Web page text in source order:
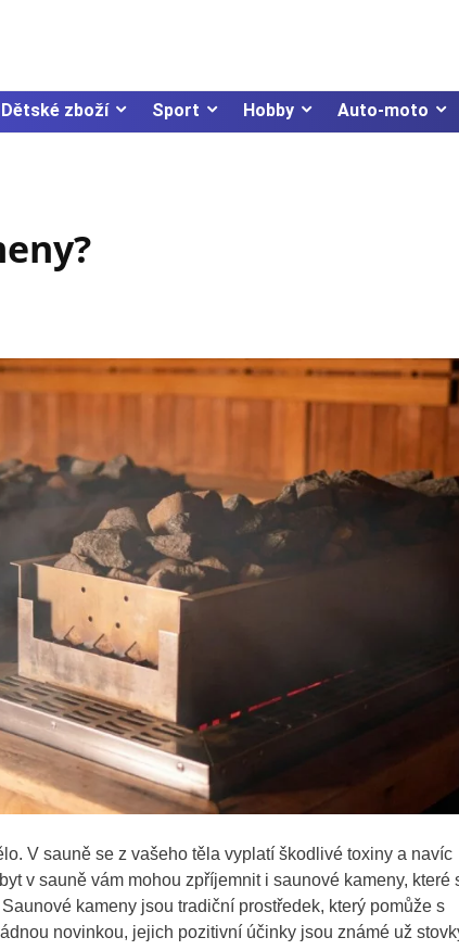
Dětské zboží Sport Hobby Auto-moto
V sauně se z vašeho těla vyplatí škodlivé toxiny a navíc
v sauně vám mohou zpříjemnit i saunové kameny, které
kameny jsou tradiční prostředek, který pomůže s
novinkou, jejich pozitivní účinky jsou známé už